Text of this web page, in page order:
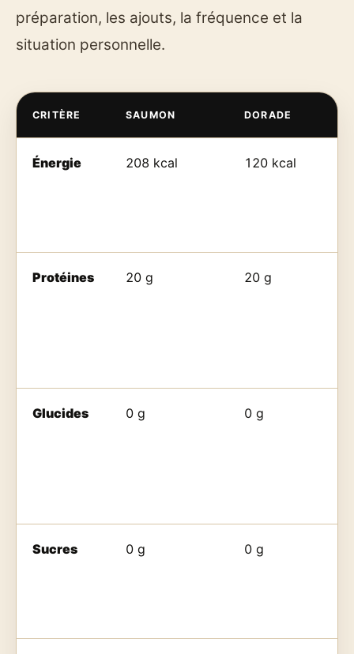
préparation, les ajouts, la fréquence et la
situation personnelle.
CRITÈRE SAUMON DORADE
Énergie 208 kcal 120 kcal
Protéines 20 g 20 g
Glucides 0 g 0 g
Sucres 0 g 0 g